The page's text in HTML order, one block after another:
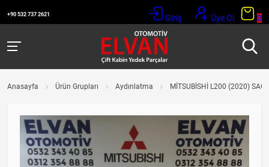
+90 532 737 2621 Giriş Üye Ol 0
Anasayfa Ürün Grupları Aydınlatma MİTSUBİSHİ L200 (2020) SAĞ